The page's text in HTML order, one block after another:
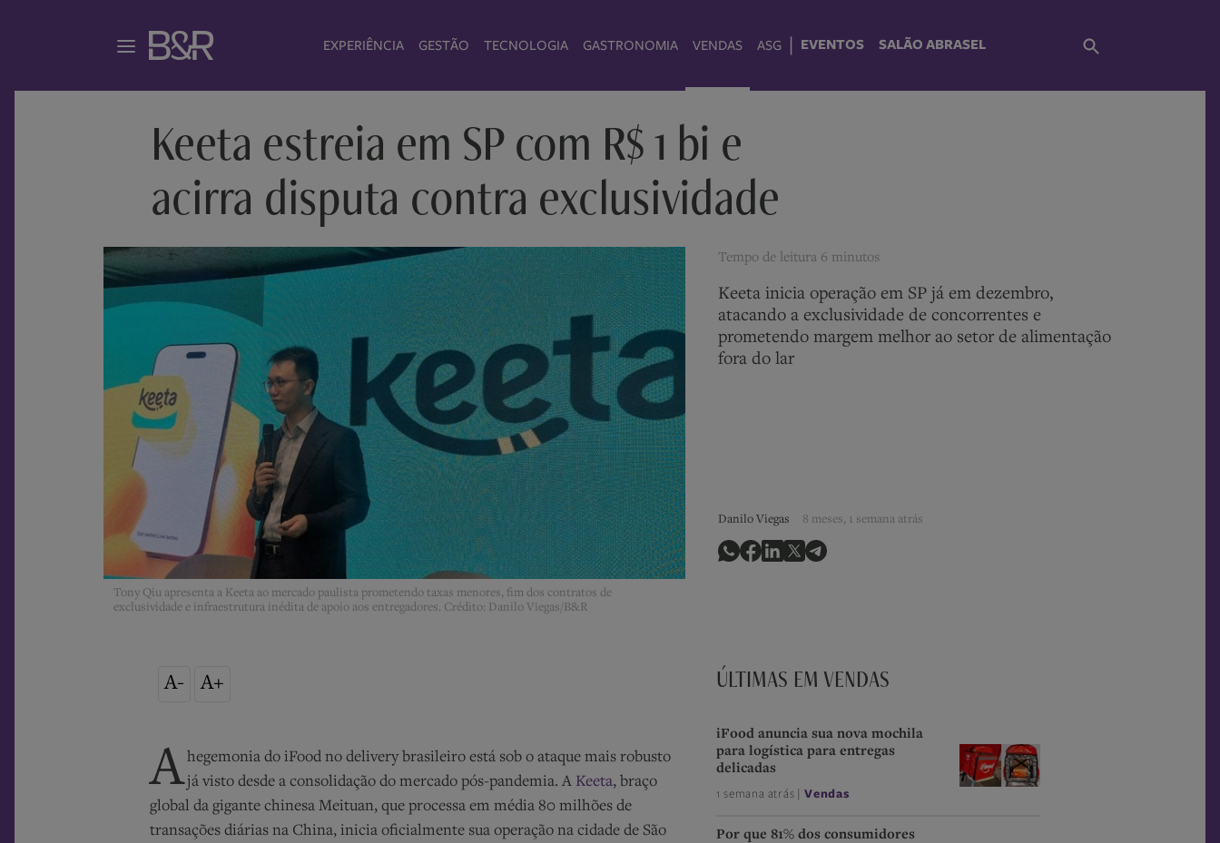
EXPERIÊNCIA GESTÃO TECNOLOGIA GASTRONOMIA VENDAS ASG | EVENTOS SALÃO ABRASEL
Keeta estreia em SP com R$ 1 bi e
acirra disputa contra exclusividade
Tony Qiu apresenta a Keeta ao mercado paulista prometendo taxas menores, fim dos contratos de
exclusividade e infraestrutura inédita de apoio aos entregadores. Crédito: Danilo Viegas/B&R
Tempo de leitura 6 minutos
Keeta inicia operação em SP já em dezembro,
atacando a exclusividade de concorrentes e
prometendo margem melhor ao setor de alimentação
fora do lar
Danilo Viegas 8 meses, 1 semana atrás
A- A+
Ahegemonia do iFood no delivery brasileiro está sob o ataque mais robusto
já visto desde a consolidação do mercado pós-pandemia. A Keeta, braço
global da gigante chinesa Meituan, que processa em média 80 milhões de
transações diárias na China, inicia oficialmente sua operação na cidade de São
ÚLTIMAS EM VENDAS
iFood anuncia sua nova mochila
para logística para entregas
delicadas
1 semana atrás | Vendas
Por que 81% dos consumidores